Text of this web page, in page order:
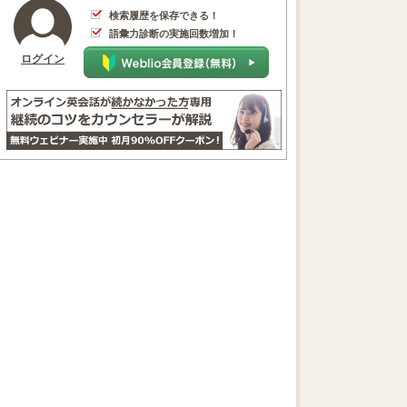
ログイン
検索履歴を保存できる！
語彙力診断の実施回数増加！